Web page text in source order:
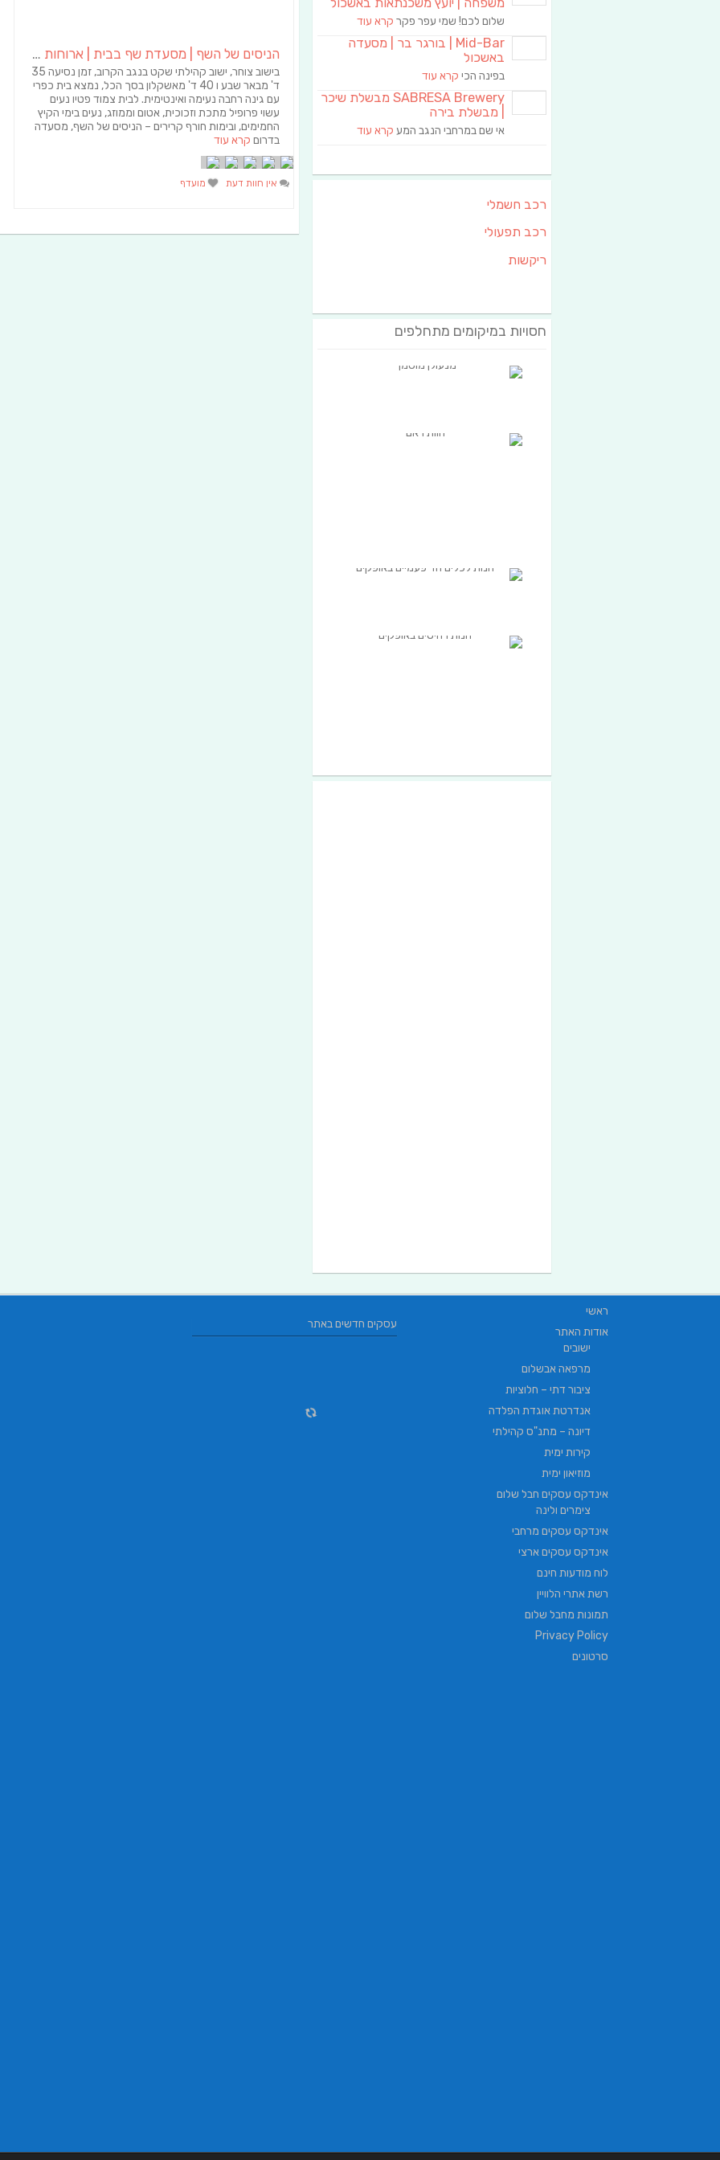
הניסים של השף | מסעדת שף בבית | ארוחות גורמה
בישוב צוחר, ישוב קהילתי שקט בנגב הקרוב, זמן נסיעה 35
ד' מבאר שבע ו 40 ד' מאשקלון בסך הכל, נמצא בית כפרי
עם גינה רחבה נעימה ואינטימית. לבית צמוד פטיו נעים
עשוי פרופיל מתכת וזכוכית, אטום וממוזג, נעים בימי הקיץ
החמימים, ובימות חורף קרירים – הניסים של השף, מסעדה
בדרום קרא עוד
אין חוות דעת מועדף
שלום לכם! שמי עפר פקר קרא עוד
Mid-Bar | בורגר בר | מסעדה
באשכול
בפינה הכי קרא עוד
SABRESA Brewery מבשלת שיכר
| מבשלת בירה
אי שם במרחבי הנגב המע קרא עוד
רכב חשמלי
רכב תפעולי
ריקשות
חסויות במיקומים מתחלפים
עסקים חדשים באתר
ראשי
אודות האתר
ישובים
מרפאה אבשלום
ציבור דתי – חלוציות
אנדרטת אוגדת הפלדה
דיונה – מתנ"ס קהילתי
קירות ימית
מוזיאון ימית
אינדקס עסקים חבל שלום
צימרים ולינה
אינדקס עסקים מרחבי
אינדקס עסקים ארצי
לוח מודעות חינם
רשת אתרי הלוויין
תמונות מחבל שלום
Privacy Policy
סרטונים